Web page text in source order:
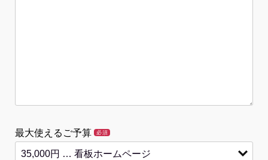
最大使えるご予算 必須